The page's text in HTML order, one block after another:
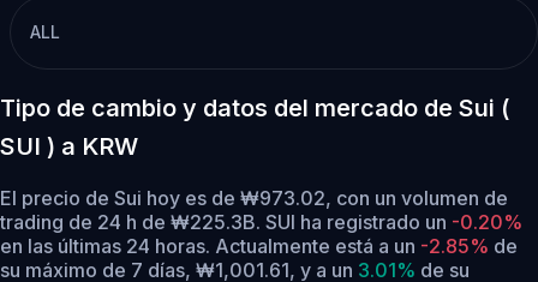
ALL
Tipo de cambio y datos del mercado de Sui (
SUI ) a KRW
El precio de Sui hoy es de ₩973.02, con un volumen de
trading de 24 h de ₩225.3B. SUI ha registrado un -0.20%
en las últimas 24 horas. Actualmente está a un -2.85% de
su máximo de 7 días, ₩1,001.61, y a un 3.01% de su